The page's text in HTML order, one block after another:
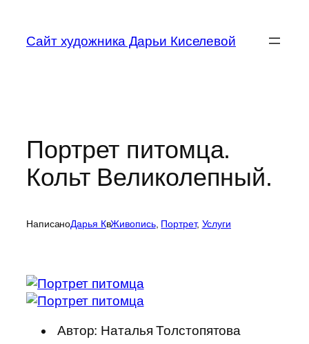
содержимому
Сайт художника Дарьи Киселевой
Портрет питомца.
Кольт Великолепный.
НаписаноДарья КвЖивопись, Портрет, Услуги
Автор: Наталья Толстопятова